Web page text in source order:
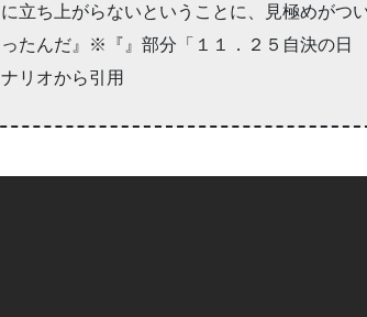
に立ち上がらないということに、見極めがつ
ったんだ』※『』部分「１１．２５自決の日
ナリオから引用